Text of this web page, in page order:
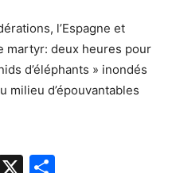
l’Espagne et
martyr: deux heures pour
d’éléphants » inondés
milieu d’épouvantables